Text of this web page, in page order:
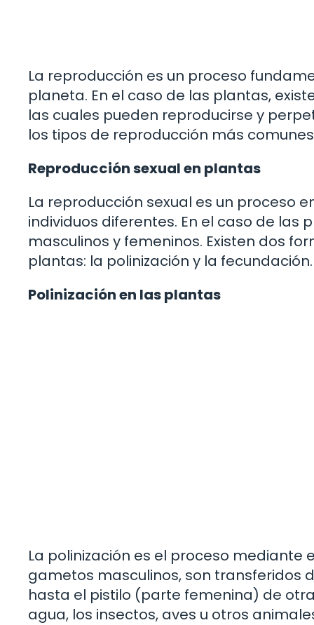
La reproducción es un proceso
planeta. En el caso de las plantas,
las cuales pueden reproducirse y
los tipos de reproducción más
Reproducción sexual en plantas
La reproducción sexual es un proceso
individuos diferentes. En el caso de
masculinos y femeninos. Existen dos
plantas: la polinización y la fecundación.
Polinización en las plantas
La polinización es el proceso mediante
gametos masculinos, son transferidos
hasta el pistilo (parte femenina) de
agua, los insectos, aves u otros